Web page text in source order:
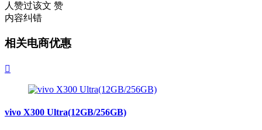
人赞过该文 赞
内容纠错
相关电商优惠

vivo X300 Ultra(12GB/256GB)